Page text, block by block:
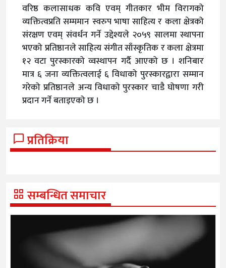
वरिष्ठ कलासाधक कवि एवम् गीतकार भीम विरागको
व्यक्तित्वप्रति सम्ममान स्वरुप भाषा साहित्य र कला क्षेत्रको
संरक्षण एवम् संवर्धन गर्ने उद्देश्यले २०५९ सालमा स्थापना
भएको प्रतिष्ठानले साहित्य संगीत साँस्कृतिक र कला क्षेत्रमा
१२ वटा पुरस्कारको व्वस्थापन गर्दै आएको छ । शनिबार
मात्र ६ जना व्यक्तित्वलाई ६ विधाको पुरस्कारद्वारा सम्मान
गरेको प्रतिष्ठानले अन्य विधाको पुरस्कार चाडै घोषणा गरी
प्रदान गर्ने बताइएको छ ।
प्रतिक्रिया
सम्बन्धित समाचार